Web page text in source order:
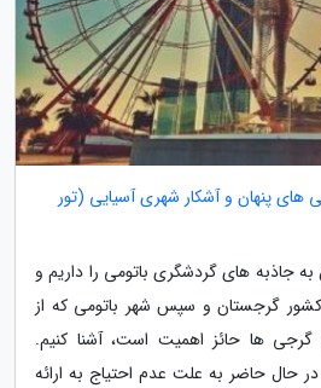
های پنهان و آشکار شهری آسیایی (تور
جاذبه های گردشگری باتومی را داریم و
گرجستان و سپس شهر باتومی که از
ها حائز اهمیت است، آشنا کنیم.
حال حاضر به علت عدم احتیاج به ارائه